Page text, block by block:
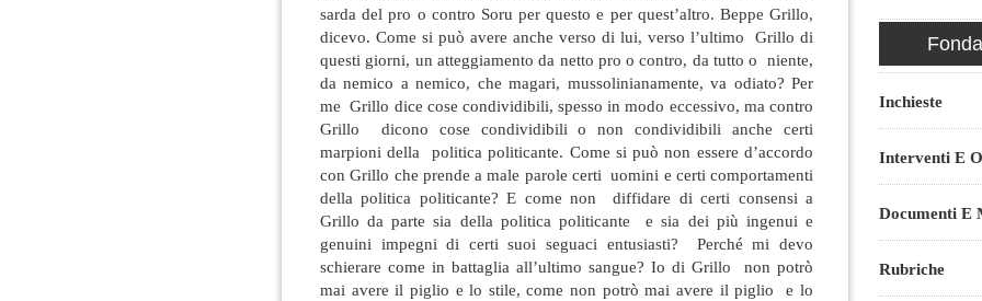
sarda del pro o contro Soru per questo e per quest’altro. Beppe Grillo,
dicevo. Come si può avere anche verso di lui, verso l’ultimo Grillo di
questi giorni, un atteggiamento da netto pro o contro, da tutto o niente,
da nemico a nemico, che magari, mussolinianamente, va odiato? Per
me Grillo dice cose condividibili, spesso in modo eccessivo, ma contro
Grillo dicono cose condividibili o non condividibili anche certi
marpioni della politica politicante. Come si può non essere d’accordo
con Grillo che prende a male parole certi uomini e certi comportamenti
della politica politicante? E come non diffidare di certi consensi a
Grillo da parte sia della politica politicante e sia dei più ingenui e
genuini impegni di certi suoi seguaci entusiasti? Perché mi devo
schierare come in battaglia all’ultimo sangue? Io di Grillo non potrò
mai avere il piglio e lo stile, come non potrò mai avere il piglio e lo
Inchieste
Interventi E
Documenti E
Rubriche